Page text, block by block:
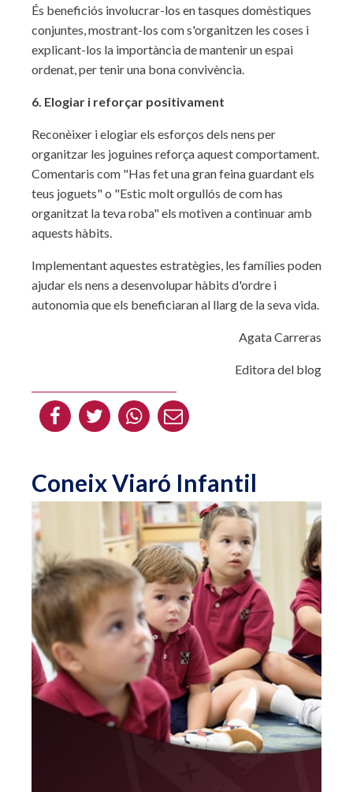
És beneficiós involucrar-los en tasques domèstiques
conjuntes, mostrant-los com s'organitzen les coses i
explicant-los la importància de mantenir un espai
ordenat, per tenir una bona convivència.
6. Elogiar i reforçar positivament
Reconèixer i elogiar els esforços dels nens per
organitzar les joguines reforça aquest comportament.
Comentaris com "Has fet una gran feina guardant els
teus joguets" o "Estic molt orgullós de com has
organitzat la teva roba" els motiven a continuar amb
aquests hàbits.
Implementant aquestes estratègies, les famílies poden
ajudar els nens a desenvolupar hàbits d'ordre i
autonomia que els beneficiaran al llarg de la seva vida.
Agata Carreras
Editora del blog
Coneix Viaró Infantil